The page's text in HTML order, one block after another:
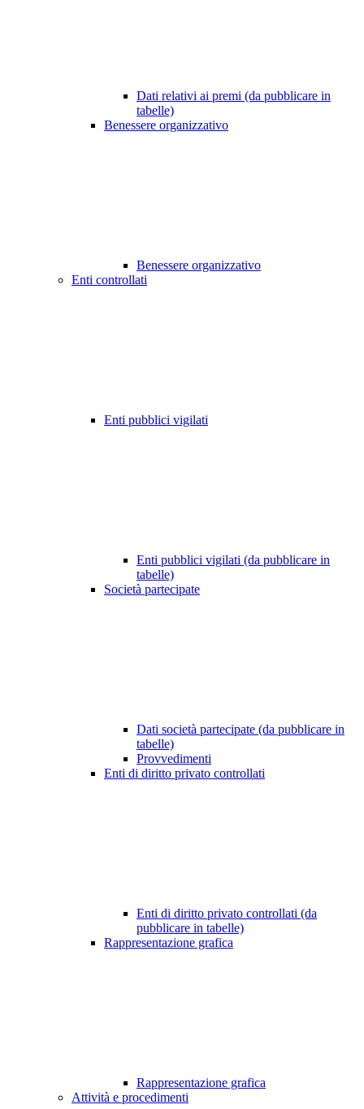
Dati relativi ai premi (da pubblicare in
tabelle)
Benessere organizzativo
Benessere organizzativo
Enti controllati
Enti pubblici vigilati
Enti pubblici vigilati (da pubblicare in
tabelle)
Società partecipate
Dati società partecipate (da pubblicare in
tabelle)
Provvedimenti
Enti di diritto privato controllati
Enti di diritto privato controllati (da
pubblicare in tabelle)
Rappresentazione grafica
Rappresentazione grafica
Attività e procedimenti